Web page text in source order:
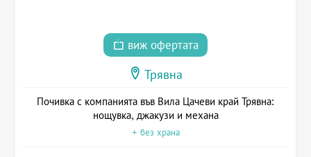
виж офертата
Трявна
Почивка с компанията във Вила Цачеви край Трявна:
нощувка, джакузи и механа
+ без храна